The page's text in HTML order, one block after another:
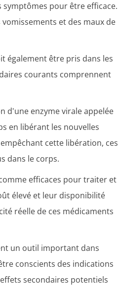
pour être efficace.
et des maux de
également être pris dans les
courants comprennent
d'une enzyme virale appelée
en libérant les nouvelles
cette libération, ces
dans le corps.
efficaces pour traiter et
élevé et leur disponibilité
réelle de ces médicaments
un outil important dans
conscients des indications
secondaires potentiels